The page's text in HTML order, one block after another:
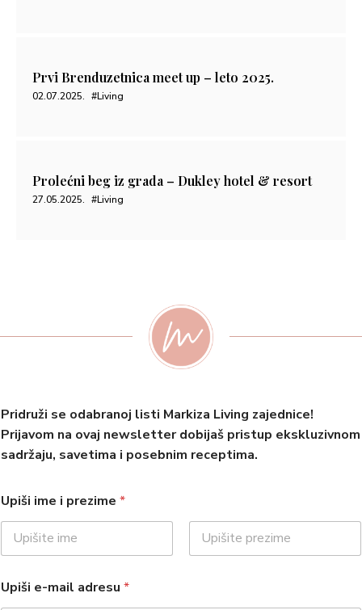
Prvi Brenduzetnica meet up – leto 2025.
02.07.2025. #Living
Prolećni beg iz grada – Dukley hotel & resort
27.05.2025. #Living
Pridruži se odabranoj listi Markiza Living zajednice!
Prijavom na ovaj newsletter dobijaš pristup ekskluzivnom
sadržaju, savetima i posebnim receptima.
Upiši ime i prezime *
Upiši e-mail adresu *